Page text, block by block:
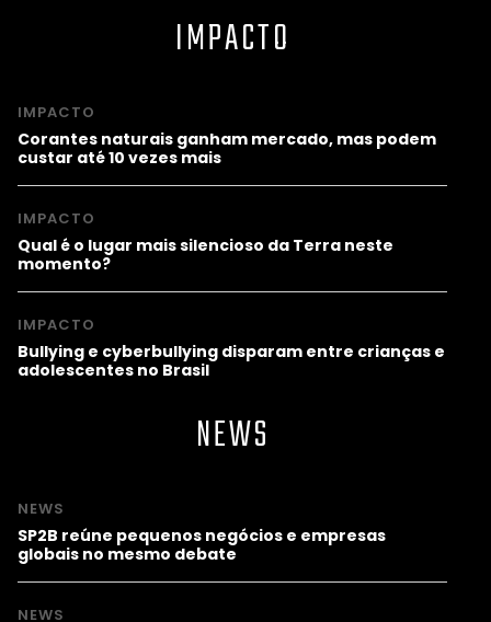
IMPACTO
IMPACTO
Corantes naturais ganham mercado, mas podem
custar até 10 vezes mais
IMPACTO
Qual é o lugar mais silencioso da Terra neste
momento?
IMPACTO
Bullying e cyberbullying disparam entre crianças e
adolescentes no Brasil
NEWS
NEWS
SP2B reúne pequenos negócios e empresas
globais no mesmo debate
NEWS